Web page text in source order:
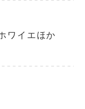
ワイエほか